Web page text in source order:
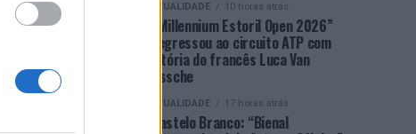
ATUALIDADE 10 horas atrás
“Millennium Estoril Open 2026”
regressou ao circuito ATP com
vitória do francês Luca Van
Assche
ATUALIDADE 17 horas atrás
Castelo Branco: “Bienal